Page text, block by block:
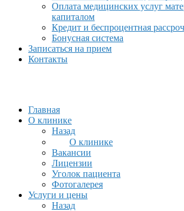
Оплата медицинских услуг
капиталом
Кредит и беспроцентная
Бонусная система
Записаться на прием
Контакты
Главная
О клинике
Назад
О клинике
Вакансии
Лицензии
Уголок пациента
Фотогалерея
Услуги и цены
Назад